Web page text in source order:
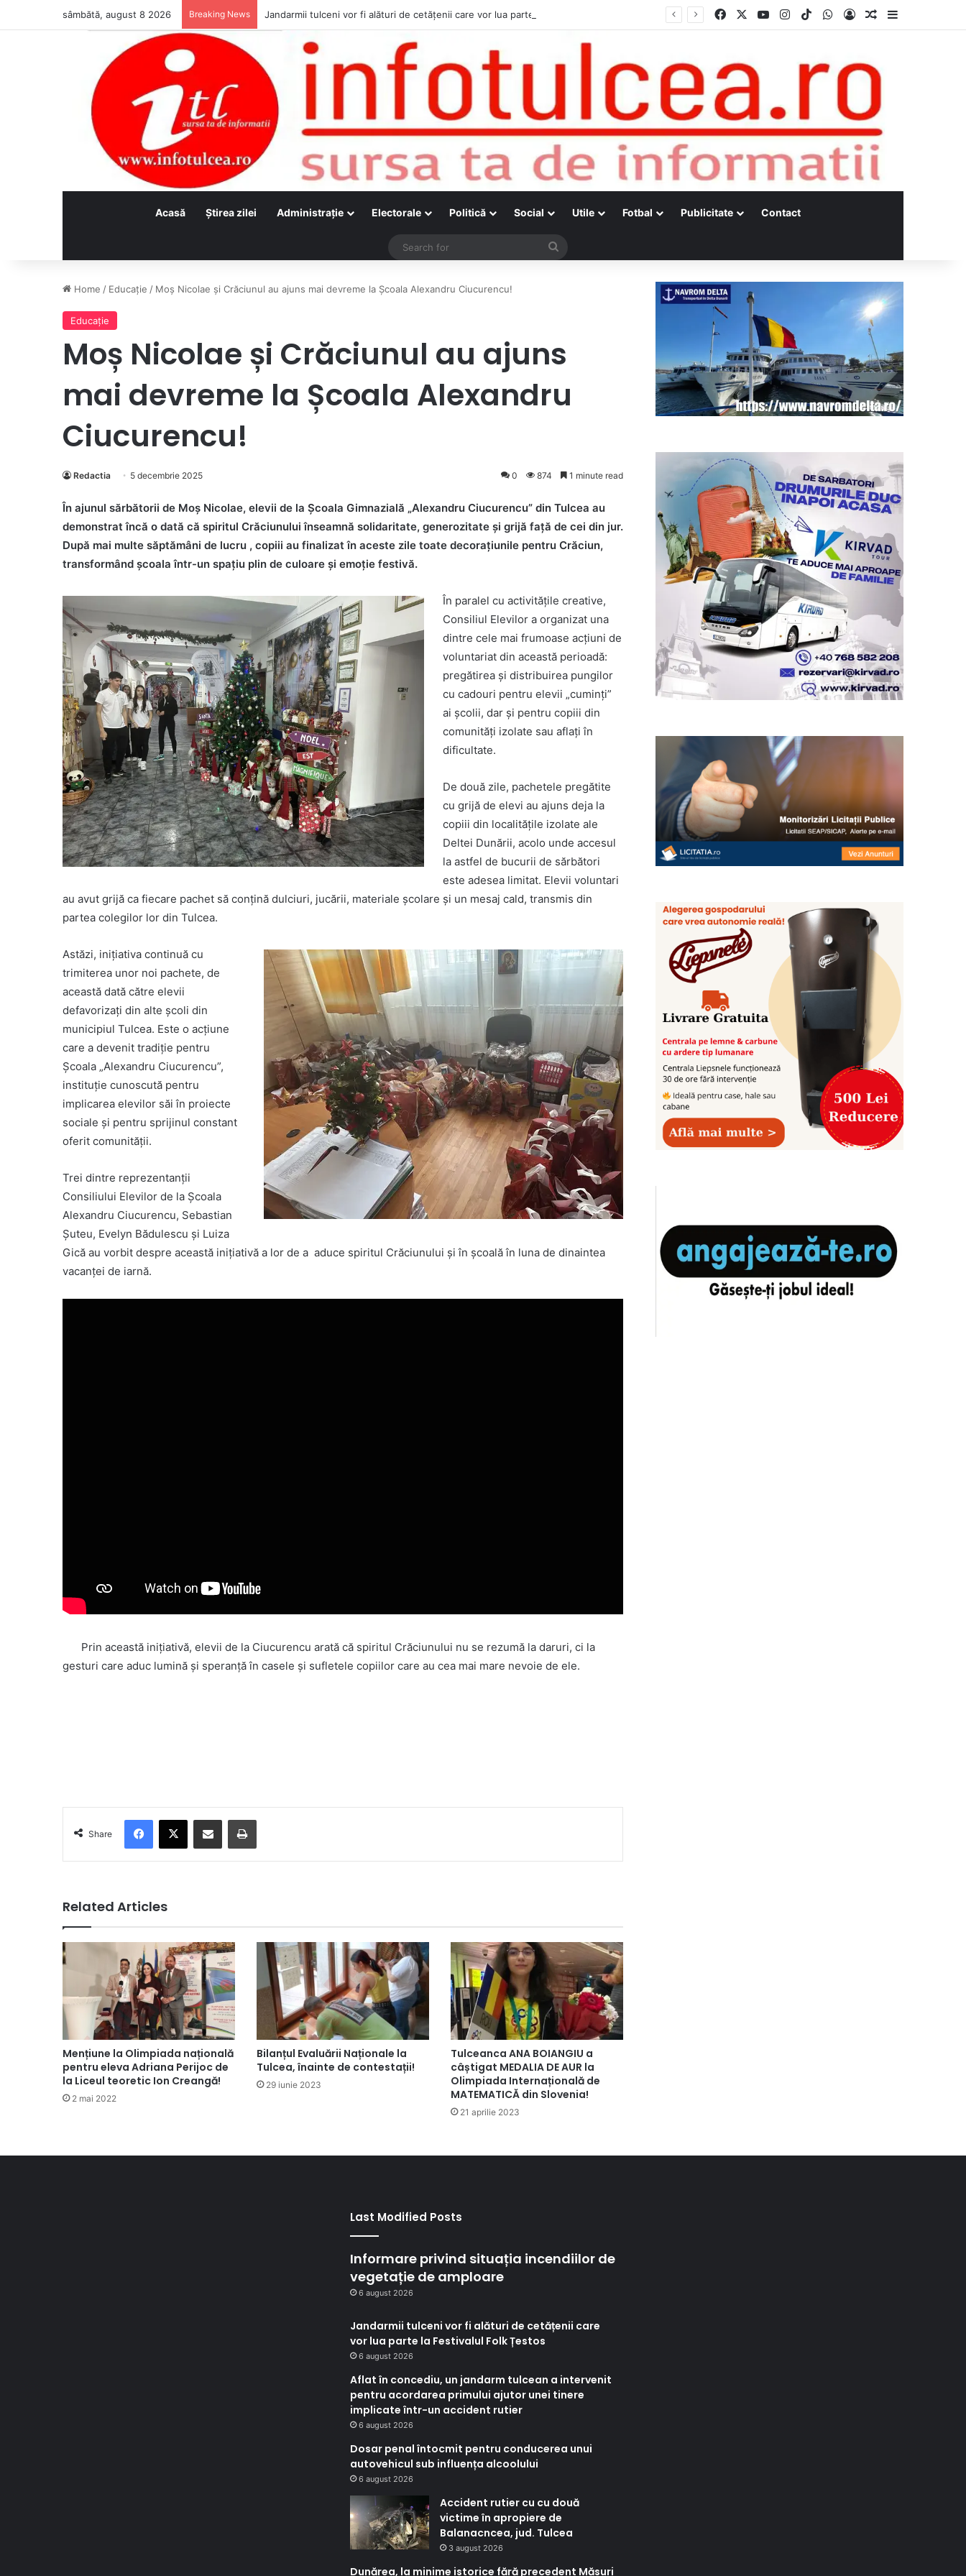
sâmbătă, august 8 2026 Breaking News Jandarmii tulceni vor fi alături de cetățenii care vor lua parte la Festivalul Folk Țestos Facebook YouTubeInstagram
TikTokWhatsApp
Log InRandom Article
Acasă Ştirea zilei Administraţie Electorale Politică Social Utile Fotbal Publicitate Contact
Search
Home / Educaţie / Moș Nicolae și Crăciunul au ajuns mai devreme la Școala Alexandru Ciucurencu!
Educaţie
Moș Nicolae și Crăciunul au ajuns
mai devreme la Școala Alexandru
Ciucurencu!
Redactia 5 decembrie 2025 0 874 1 minute read
În ajunul sărbătorii de Moș Nicolae, elevii de la Școala Gimnazială „Alexandru Ciucurencu” din Tulcea au
demonstrat încă o dată că spiritul Crăciunului înseamnă solidaritate, generozitate și grijă față de cei din jur.
După mai multe săptămâni de lucru , copiii au finalizat în aceste zile toate decorațiunile pentru Crăciun,
transformând școala într-un spațiu plin de culoare și emoție festivă.
În paralel cu activitățile creative,
Consiliul Elevilor a organizat una
dintre cele mai frumoase acțiuni de
voluntariat din această perioadă:
pregătirea și distribuirea pungilor
cu cadouri pentru elevii „cuminți”
ai școlii, dar și pentru copiii din
comunități izolate sau aflați în
dificultate.
De două zile, pachetele pregătite
cu grijă de elevi au ajuns deja la
copiii din localitățile izolate ale
Deltei Dunării, acolo unde accesul
la astfel de bucurii de sărbători
este adesea limitat. Elevii voluntari
au avut grijă ca fiecare pachet să conțină dulciuri, jucării, materiale școlare și un mesaj cald, transmis din
partea colegilor lor din Tulcea.
Astăzi, inițiativa continuă cu
trimiterea unor noi pachete, de
această dată către elevii
defavorizați din alte școli din
municipiul Tulcea. Este o acțiune
care a devenit tradiție pentru
Școala „Alexandru Ciucurencu”,
instituție cunoscută pentru
implicarea elevilor săi în proiecte
sociale și pentru sprijinul constant
oferit comunității.
Trei dintre reprezentanții
Consiliului Elevilor de la Școala
Alexandru Ciucurencu, Sebastian
Șuteu, Evelyn Bădulescu și Luiza
Gică au vorbit despre această inițiativă a lor de a aduce spiritul Crăciunului și în școală în luna de dinaintea
vacanței de iarnă.
Prin această inițiativă, elevii de la Ciucurencu arată că spiritul Crăciunului nu se rezumă la daruri, ci la
gesturi care aduc lumină și speranță în casele și sufletele copiilor care au cea mai mare nevoie de ele.
Share
Related Articles
Mențiune la Olimpiada națională
pentru eleva Adriana Perijoc de
la Liceul teoretic Ion Creangă!
2 mai 2022
Bilanțul Evaluării Naționale la
Tulcea, înainte de contestații!
29 iunie 2023
Tulceanca ANA BOIANGIU a
câștigat MEDALIA DE AUR la
Olimpiada Internațională de
MATEMATICĂ din Slovenia!
21 aprilie 2023
Last Modified Posts
Informare privind situația incendiilor de
vegetație de amploare
6 august 2026
Jandarmii tulceni vor fi alături de cetățenii care
vor lua parte la Festivalul Folk Țestos
6 august 2026
Aflat în concediu, un jandarm tulcean a intervenit
pentru acordarea primului ajutor unei tinere
implicate într-un accident rutier
6 august 2026
Dosar penal întocmit pentru conducerea unui
autovehicul sub influența alcoolului
6 august 2026
Accident rutier cu cu două
victime în apropiere de
Balanacncea, jud. Tulcea
3 august 2026
Dunărea, la minime istorice fără precedent Măsuri